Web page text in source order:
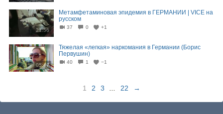
21:56
Метамфетаминовая эпидемия в ГЕРМАНИИ | VICE на
русском
37 0 +1
05:47
Тяжелая «легкая» наркомания в Германии (Борис
Первушин)
40 1 −1
1 2 3 22 →